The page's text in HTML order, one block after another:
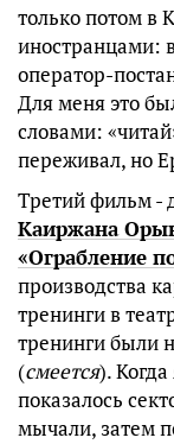
только потом в
иностранцами:
оператор-
Для меня это
словами:
переживал, но
Третий фильм -
Каиржана
«Ограбление
производства
тренинги в
тренинги были
(смеется).
показалось
мычали, затем